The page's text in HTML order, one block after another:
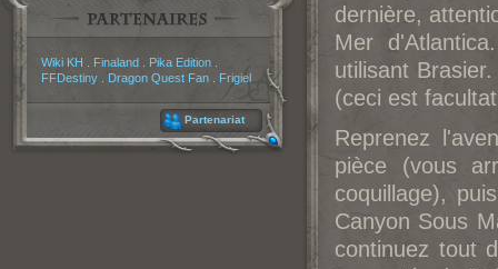
Wiki KH Finaland Pika Edition
FFDestiny
Dragon Quest Fan Frigiel
Partenariat
dernière,
Mer
utilisant
(ceci est
Reprenez
pièce (vous
coquillage),
Canyon Sous
continuez tout